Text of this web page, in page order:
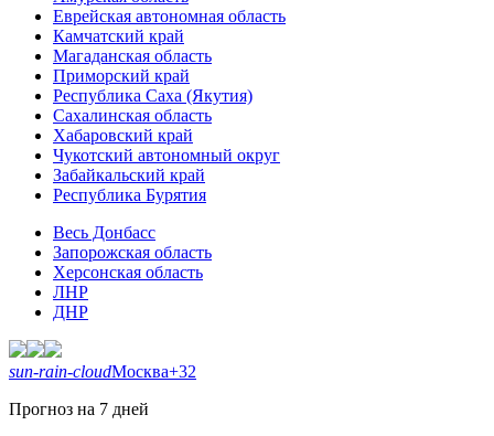
Еврейская автономная область
Камчатский край
Магаданская область
Приморский край
Республика Саха (Якутия)
Сахалинская область
Хабаровский край
Чукотский автономный округ
Забайкальский край
Республика Бурятия
Весь Донбасс
Запорожская область
Херсонская область
ЛНР
ДНР
sun-rain-cloudМосква+32
Прогноз на 7 дней